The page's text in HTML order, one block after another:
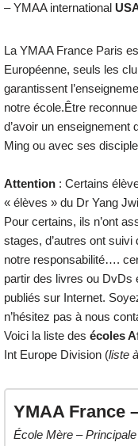
– YMAA international
La YMAA France Paris
Européenne, seuls les
garantissent
notre école.Être
d’avoir un enseignement
Ming ou avec ses
Attention: Certains
« élèves » du Dr Yang
Pour certains, ils n’ont
stages, d’autres ont
notre responsabilité….
partir des livres ou DvDs
publiés sur Internet.
n’hésitez pas à nous
Voici la liste des écoles
Int Europe Division (liste
YMAA France
École Mère – Principale